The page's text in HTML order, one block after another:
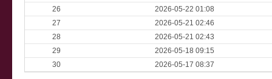
26
2026-05-22 01:08
27
2026-05-21 02:46
28
2026-05-21 02:43
29
2026-05-18 09:15
30
2026-05-17 08:37